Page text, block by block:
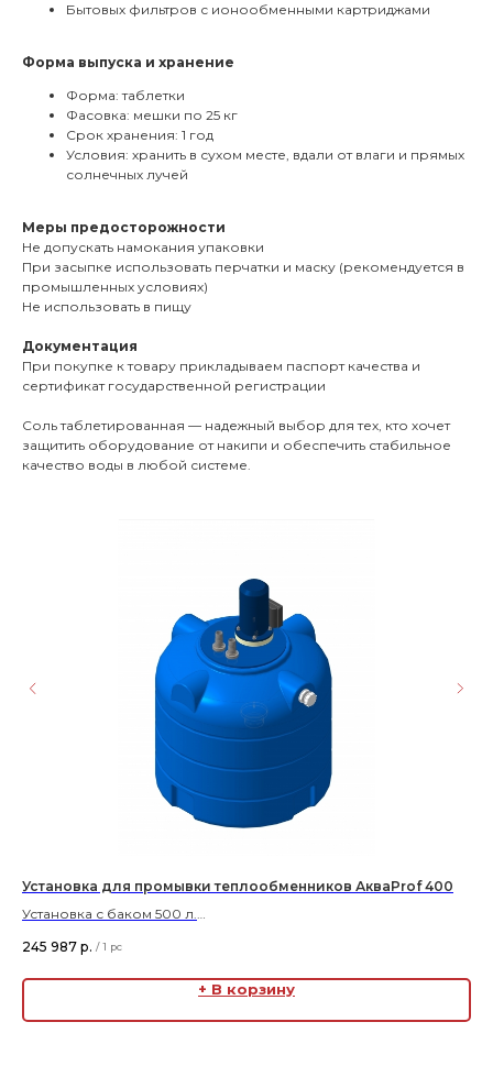
Бытовых фильтров с ионообменными картриджами
Форма выпуска и хранение
Форма: таблетки
Фасовка: мешки по 25 кг
Срок хранения: 1 год
Условия: хранить в сухом месте, вдали от влаги и прямых
солнечных лучей
Меры предосторожности
Не допускать намокания упаковки
При засыпке использовать перчатки и маску (рекомендуется в
промышленных условиях)
Не использовать в пищу
Документация
При покупке к товару прикладываем паспорт качества и
сертификат государственной регистрации
Соль таблетированная — надежный выбор для тех, кто хочет
защитить оборудование от накипи и обеспечить стабильное
качество воды в любой системе.
Установка для промывки теплообменников АкваProf 400
Установка с баком 500 л.
Реверс.
245 987 р. / 1 pc
+ В корзину